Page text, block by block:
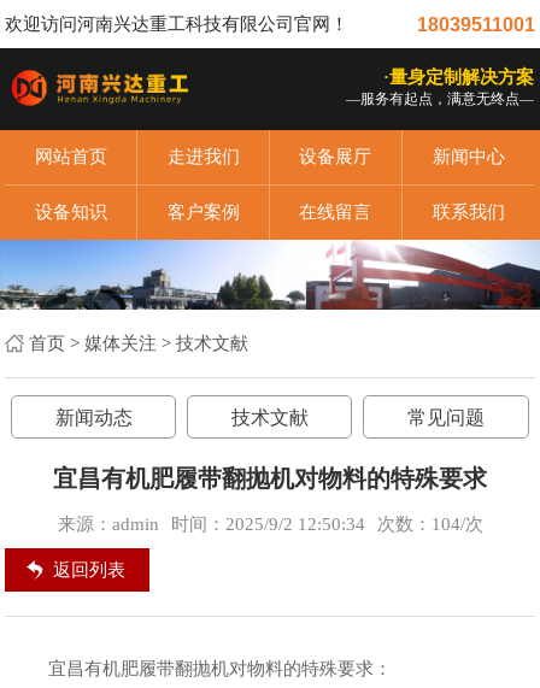
欢迎访问河南兴达重工科技有限公司官网！ 18039511001
·量身定制解决方案
—服务有起点，满意无终点—
网站首页 走进我们 设备展厅 新闻中心
设备知识 客户案例 在线留言 联系我们
首页 >媒体关注 >技术文献
新闻动态 技术文献 常见问题
宜昌有机肥履带翻抛机对物料的特殊要求
来源：admin 时间：2025/9/2 12:50:34 次数： 104/次
返回列表
宜昌有机肥履带翻抛机对物料的特殊要求：